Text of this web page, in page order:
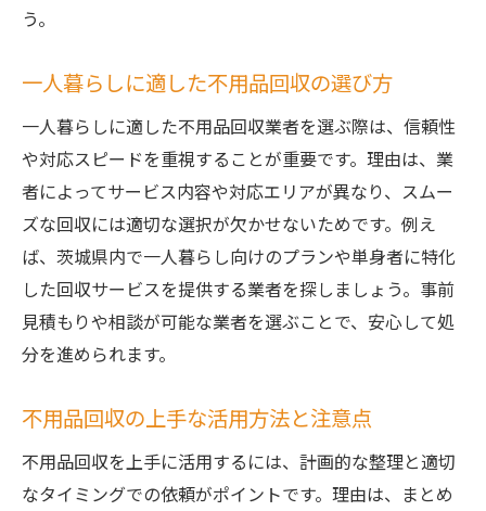
買取を活用した不用品回収の工夫ポイント
信頼できる不用品回収業者の見分け方
口コミで見る不用品回収業者の信頼性
危険な不用品回収業者の特徴と対策
依頼前に確認すべき対応や料金の注意点
安心できる不用品回収業者の選定基準
無料回収業者のリスクと見極め方法
一人暮らしでも安心な回収業者の探し方
不用品回収の費用を抑えるコツを解説
茨城県の不用品回収相場を知るメリット
一人暮らし向け節約術と回収依頼のコツ
う。
一人暮らしに適した不用品回収の選び方
一人暮らしに適した不用品回収業者を選ぶ際は、信頼性
や対応スピードを重視することが重要です。理由は、業
者によってサービス内容や対応エリアが異なり、スムー
ズな回収には適切な選択が欠かせないためです。例え
ば、茨城県内で一人暮らし向けのプランや単身者に特化
した回収サービスを提供する業者を探しましょう。事前
見積もりや相談が可能な業者を選ぶことで、安心して処
分を進められます。
不用品回収の上手な活用方法と注意点
不用品回収を上手に活用するには、計画的な整理と適切
なタイミングでの依頼がポイントです。理由は、まとめ